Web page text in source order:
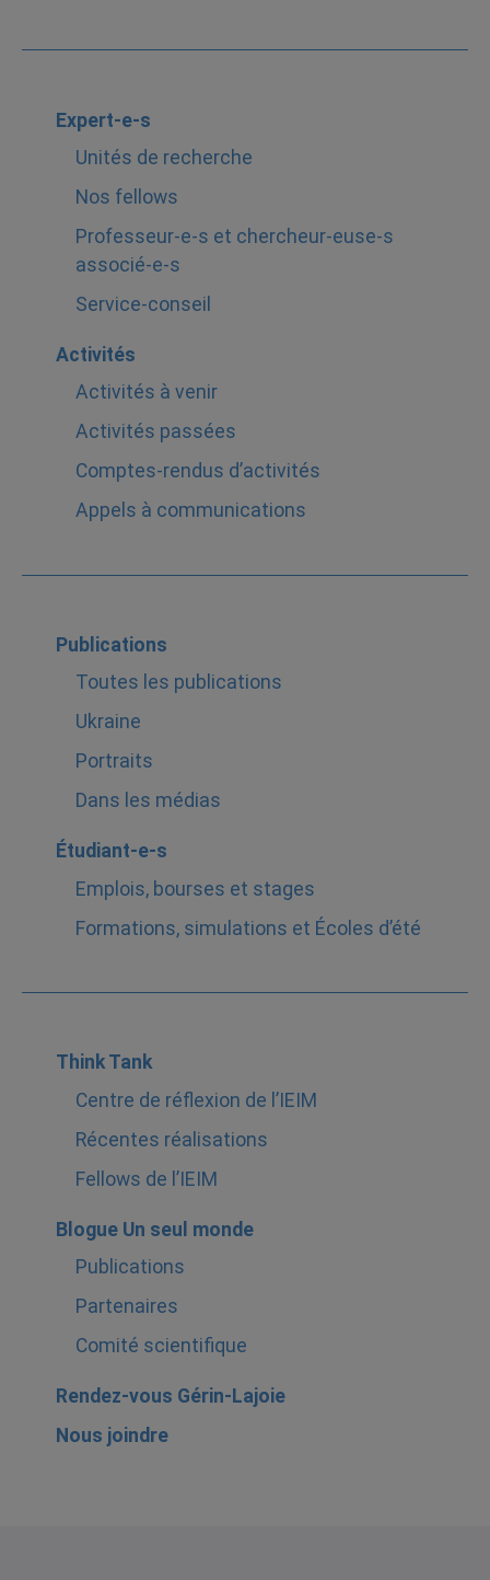
Expert-e-s
Unités de recherche
Nos fellows
Professeur-e-s et chercheur-euse-s
associé-e-s
Service-conseil
Activités
Activités à venir
Activités passées
Comptes-rendus d’activités
Appels à communications
Publications
Toutes les publications
Ukraine
Portraits
Dans les médias
Étudiant-e-s
Emplois, bourses et stages
Formations, simulations et Écoles d’été
Think Tank
Centre de réflexion de l’IEIM
Récentes réalisations
Fellows de l’IEIM
Blogue Un seul monde
Publications
Partenaires
Comité scientifique
Rendez-vous Gérin-Lajoie
Nous joindre